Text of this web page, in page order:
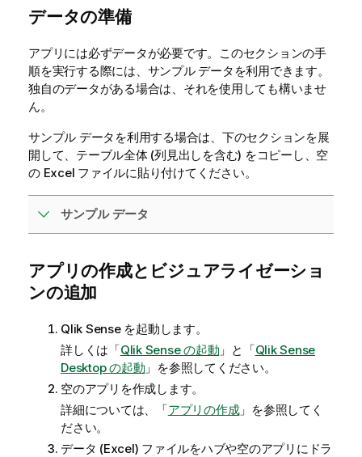
データの準備
アプリには必ずデータが必要です。このセクションの手
順を実行する際には、サンプル データを利用できます。
独自のデータがある場合は、それを使用しても構いませ
ん。
サンプル データを利用する場合は、下のセクションを展
開して、テーブル全体 (列見出しを含む) をコピーし、空
の Excel ファイルに貼り付けてください。
サンプル データ
アプリの作成とビジュアライゼーショ
ンの追加
Qlik Senseを起動します。
詳しくは「Qlik Sense の起動 」と「Qlik Sense
Desktop の起動 」を参照してください。
空のアプリを作成します。
詳細については、「アプリの作成」を参照してく
ださい。
データ (Excel) ファイルをハブや空のアプリにドラ